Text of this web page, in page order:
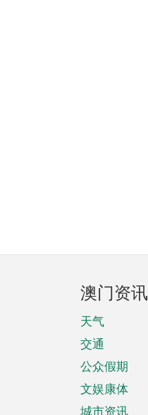
澳门资讯
天气
交通
公众假期
文娱康体
城市资讯